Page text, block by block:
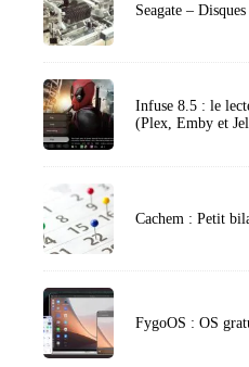
Seagate –
Infuse 8.5 : le
(Plex, Emby et
Cachem : Petit
FygoOS : OS